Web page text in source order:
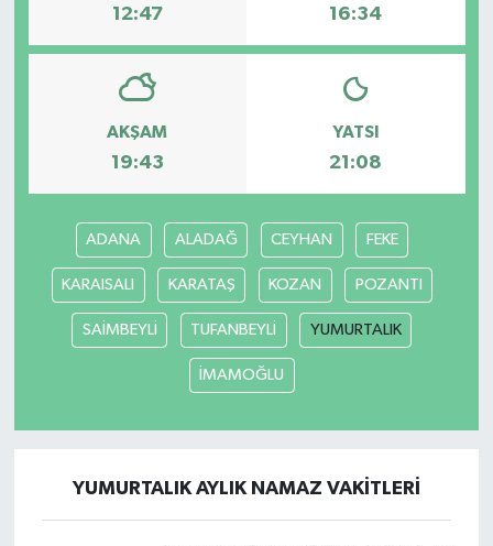
12:47 16:34
AKŞAM
19:43
YATSI
21:08
ADANA ALADAĞ CEYHAN FEKE
KARAISALI KARATAŞ KOZAN POZANTI
SAİMBEYLİ TUFANBEYLİ YUMURTALIK
İMAMOĞLU
YUMURTALIK AYLIK NAMAZ VAKITLERI